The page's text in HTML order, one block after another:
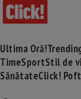
Ultima Oră!
TimeSportStil de
SănătateClick!